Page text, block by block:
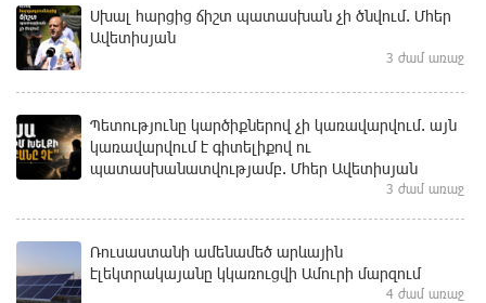
Սխալ հարցից ճիշտ պատասխան չի ծնվում. Մհեր
Ավետիսյան
3 ժամ առաջ
Պետությունը կարծիքներով չի կառավարվում. այն
կառավարվում է գիտելիքով ու
պատասխանատվությամբ. Մհեր Ավետիսյան
3 ժամ առաջ
Ռուսաստանի ամենամեծ արևային
էլեկտրակայանը կկառուցվի Ամուրի մարզում
4 ժամ առաջ